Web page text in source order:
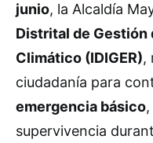
junio, la Alcaldía
Distrital de Gestión
Climático (IDIGER),
ciudadanía para
emergencia básico
supervivencia